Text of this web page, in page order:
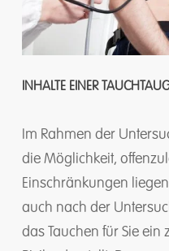
INHALTE EINER
Im Rahmen der
die Möglichkeit,
Einschränkungen
auch nach der
das Tauchen für Sie